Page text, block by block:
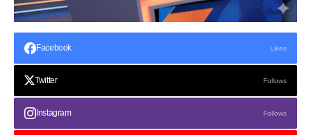
Facebook Likes
Twitter Follows
Instagram Follows